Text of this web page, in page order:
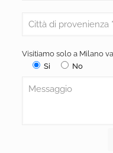
Visitiamo solo a Milano
Si
No